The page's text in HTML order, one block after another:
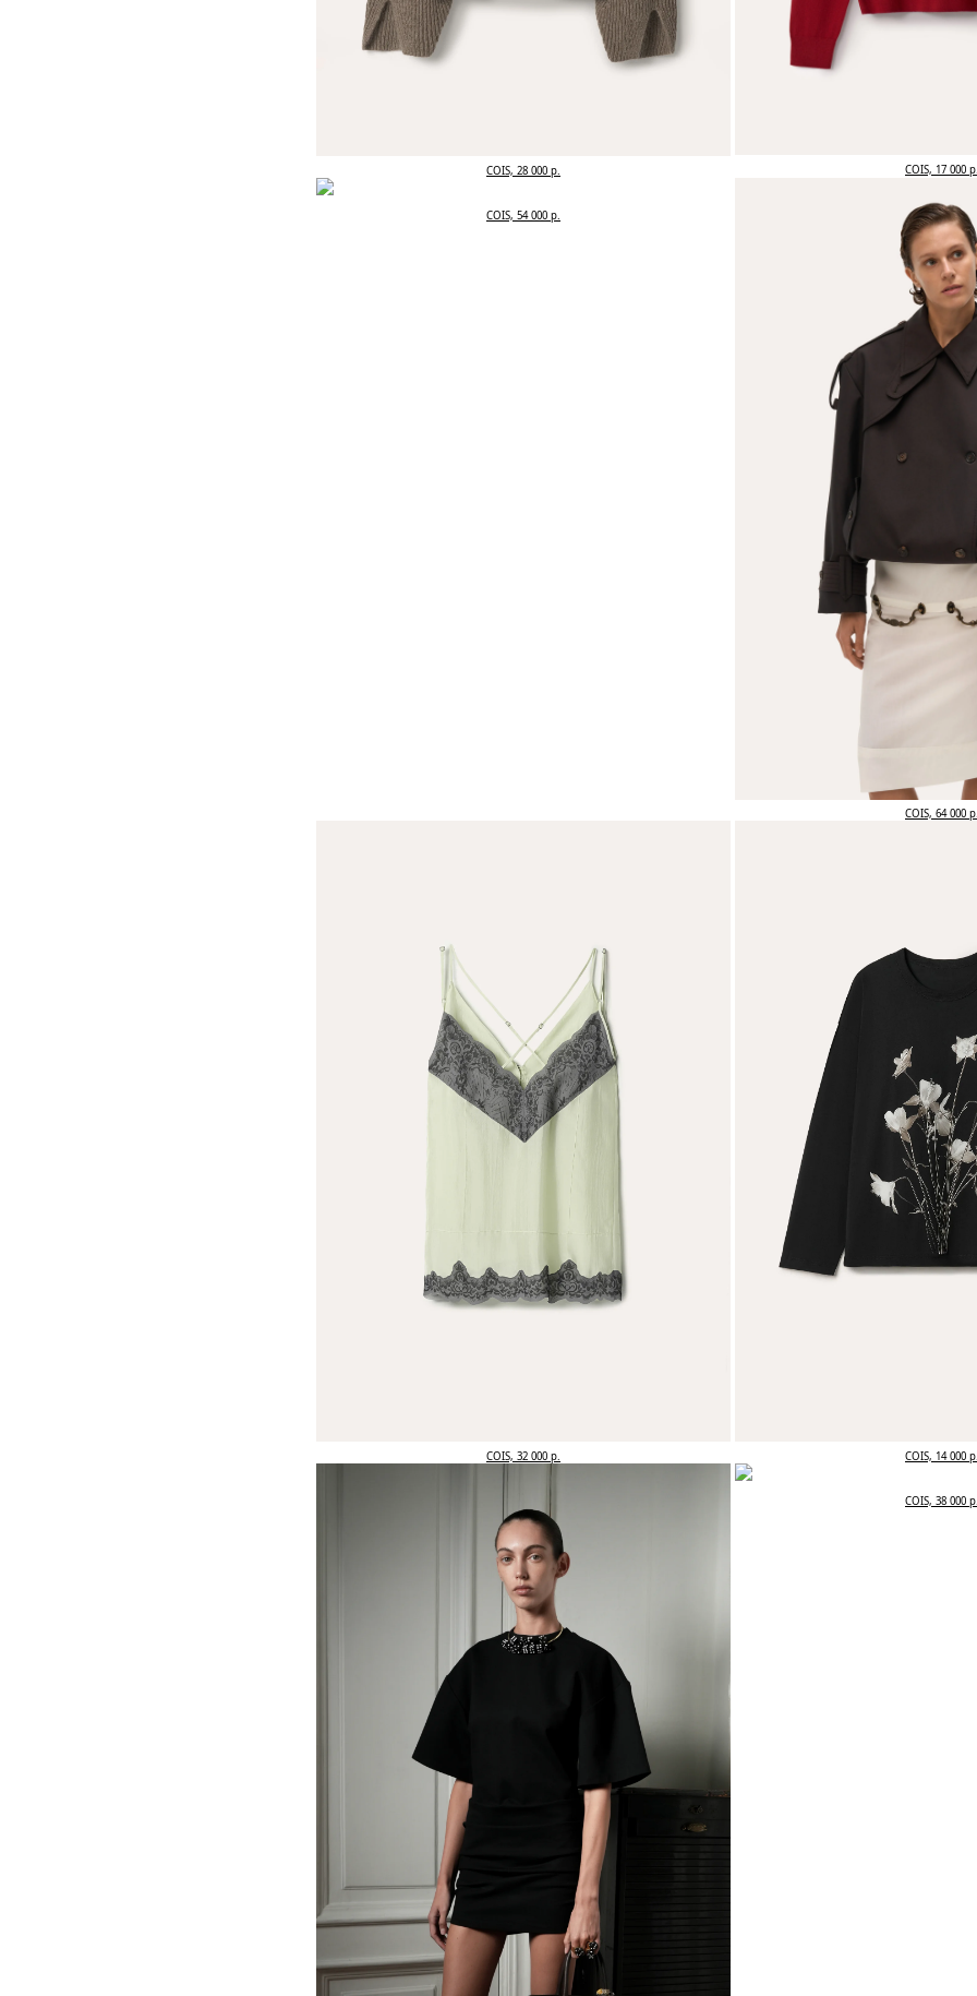
COIS, 28 000 р. COIS, 17 000
COIS, 54 000 р.
COIS, 64 000
COIS, 32 000 р. COIS, 14 000
COIS, 38 000